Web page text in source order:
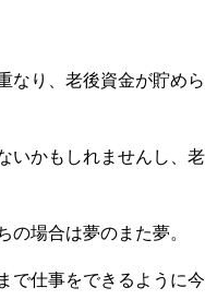
なり、老後資金が貯め
いかもしれませんし、
の場合は夢のまた夢。
で仕事をできるように